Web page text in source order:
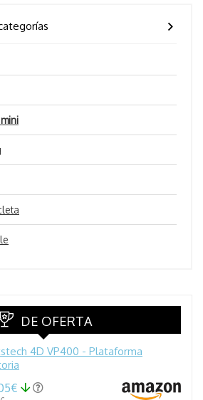
DE OFERTA
4D VP400 - Plataforma